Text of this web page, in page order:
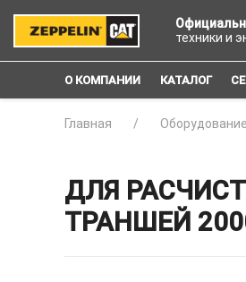
техники и
О КОМПАНИИ КАТАЛОГ
Главная Оборудование
ДЛЯ
ТРАНШЕЙ